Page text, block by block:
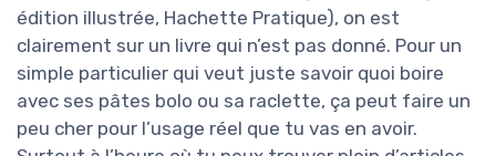
édition illustrée, Hachette Pratique), on est
clairement sur un livre qui n’est pas donné. Pour un
simple particulier qui veut juste savoir quoi boire
avec ses pâtes bolo ou sa raclette, ça peut faire un
peu cher pour l’usage réel que tu vas en avoir.